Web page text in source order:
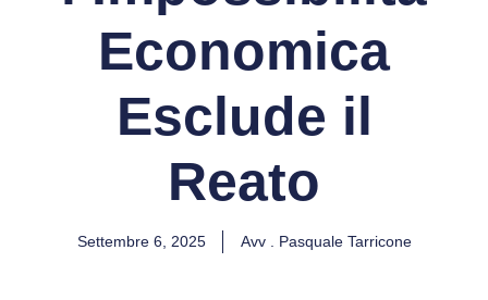
Economica
Esclude il
Reato
Settembre 6, 2025 Avv . Pasquale Tarricone